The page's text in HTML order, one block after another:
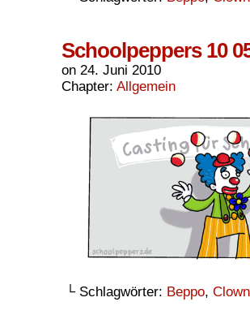
Schoolpeppers 10
on 24. Juni 2010
Chapter: Allgemein
└ Schlagwörter: Beppo, Clown